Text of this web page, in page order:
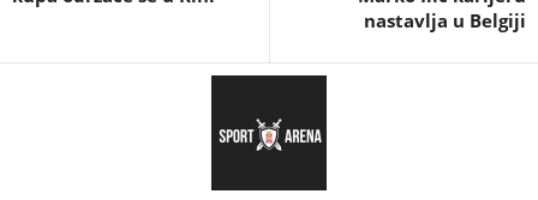
nastavlja u Belgiji